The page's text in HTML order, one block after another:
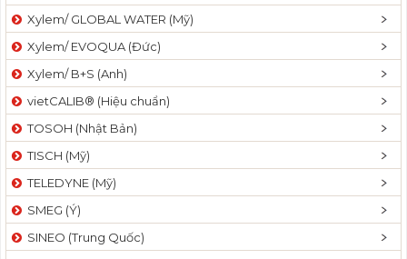
Xylem/ GLOBAL WATER (Mỹ)
Xylem/ EVOQUA (Đức)
Xylem/ B+S (Anh)
vietCALIB® (Hiệu chuẩn)
TOSOH (Nhật Bản)
TISCH (Mỹ)
TELEDYNE (Mỹ)
SMEG (Ý)
SINEO (Trung Quốc)